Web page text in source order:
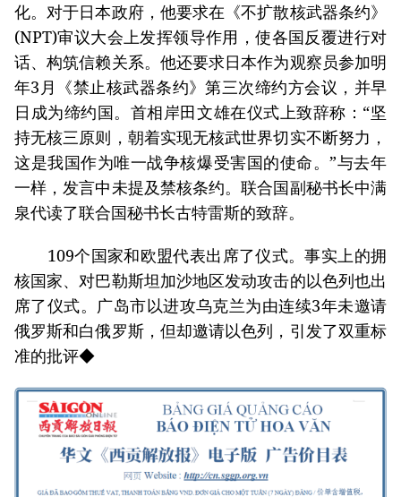
化。对于日本政府，他要求在《不扩散核武器条约》
(NPT)审议大会上发挥领导作用，使各国反覆进行对
话、构筑信赖关系。他还要求日本作为观察员参加明
年3月《禁止核武器条约》第三次缔约方会议，并早
日成为缔约国。首相岸田文雄在仪式上致辞称：“坚
持无核三原则，朝着实现无核武世界切实不断努力，
这是我国作为唯一战争核爆受害国的使命。”与去年
一样，发言中未提及禁核条约。联合国副秘书长中满
泉代读了联合国秘书长古特雷斯的致辞。
109个国家和欧盟代表出席了仪式。事实上的拥
核国家、对巴勒斯坦加沙地区发动攻击的以色列也出
席了仪式。广岛市以进攻乌克兰为由连续3年未邀请
俄罗斯和白俄罗斯，但却邀请以色列，引发了双重标
准的批评◆